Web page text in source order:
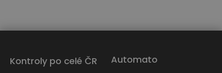
Automato
Kontroly po celé ČR